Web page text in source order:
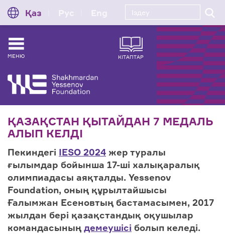
Қаз
МЕНЮ КІТАПТАР
ҚАЗАҚСТАН ҚЫТАЙДАН 7 МЕДАЛЬ
АЛЫП КЕЛДІ
Пекиндегі IESO 2024 жер туралы
ғылымдар бойынша 17-ші халықаралық
олимпиадасы аяқталды. Yessenov
Foundation, оның құрылтайшысы
Ғалымжан Есеновтың бастамасымен, 2017
жылдан бері қазақстандық оқушылар
командасының демеушісі болып келеді.